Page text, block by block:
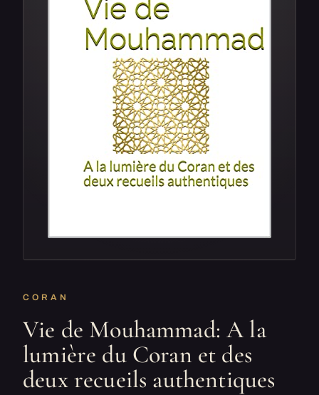
CORAN
Vie de Mouhammad: A la
lumière du Coran et des
deux recueils authentiques